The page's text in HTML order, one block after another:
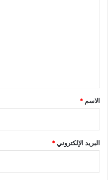
*
الاسم *
البريد الإلكتروني*